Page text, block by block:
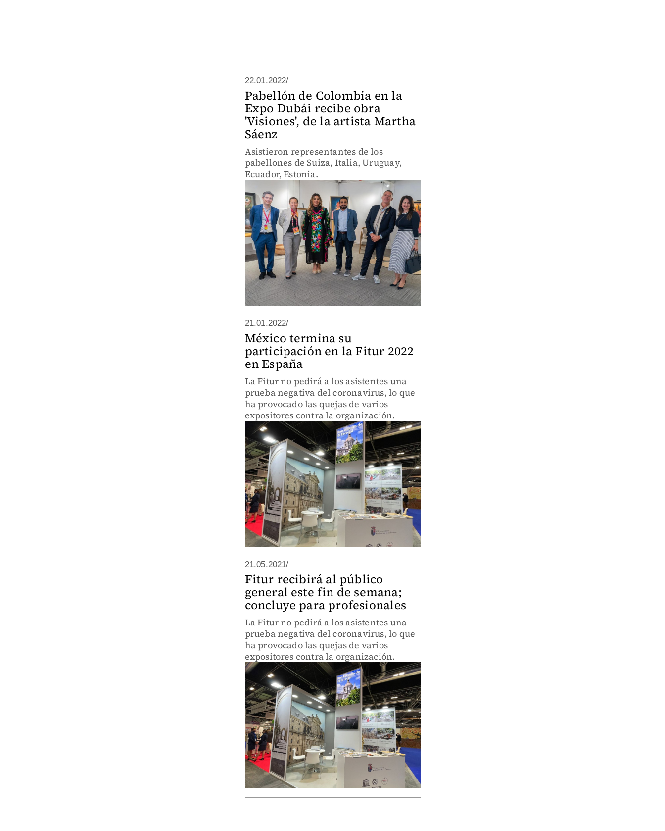
22.01.2022/
Pabellón de Colombia en la
Expo Dubái recibe obra
'Visiones', de la artista Martha
Sáenz
Asistieron representantes de los
pabellones de Suiza, Italia, Uruguay,
Ecuador, Estonia.
21.01.2022/
México termina su
participación en la Fitur 2022
en España
La Fitur no pedirá a los asistentes una
prueba negativa del coronavirus, lo que
ha provocado las quejas de varios
expositores contra la organización.
21.05.2021/
Fitur recibirá al público
general este fin de semana;
concluye para profesionales
La Fitur no pedirá a los asistentes una
prueba negativa del coronavirus, lo que
ha provocado las quejas de varios
expositores contra la organización.